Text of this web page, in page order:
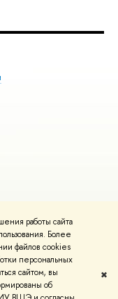
работы сайта
Более
файлов cookies
персональных
сайтом, вы
об
✖